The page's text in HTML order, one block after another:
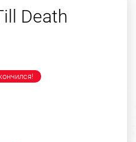
Death